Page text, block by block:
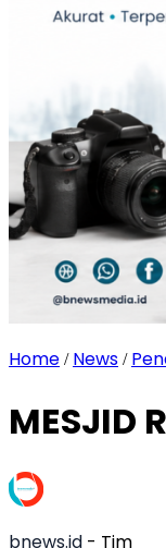
Home / News /
MESJID
bnews.id - Tim